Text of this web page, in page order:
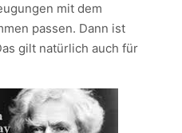
mit dem
passen. Dann ist
gilt natürlich auch für